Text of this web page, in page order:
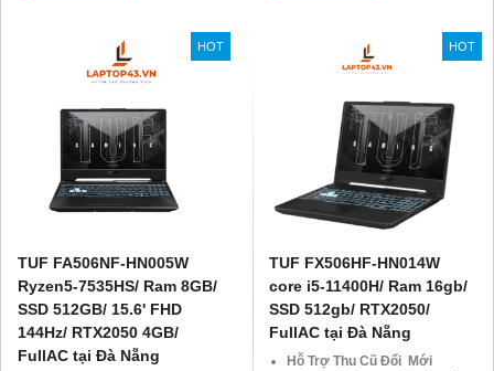
khách hàng ở xa, HSSV . Săn
10.000 Voucher Giảm
Giá 500.000đ
Giá 500.000đ
HOT
TUF FA506NF-HN005W
Ryzen5-7535HS/ Ram 8GB/
SSD 512GB/ 15.6' FHD
144Hz/ RTX2050 4GB/
FullAC tại Đà Nẵng
HOT
TUF FX506HF-HN014W
core i5-11400H/ Ram 16gb/
SSD 512gb/ RTX2050/
FullAC tại Đà Nẵng
Hỗ Trợ Thu Cũ Đổi Mới